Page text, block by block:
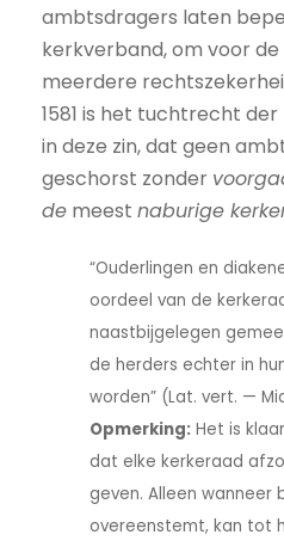
ambtsdragers laten
kerkverband, om voor
meerdere
1581 is het tuchtrecht
in deze zin, dat geen
geschorst zonder
de meest naburige
“Ouderlingen en
oordeel van de
naastbijgelegen
de herders echter in
worden” (Lat. vert. —
Opmerking: Het is
dat elke kerkeraad
geven. Alleen wanneer
overeenstemt, kan tot